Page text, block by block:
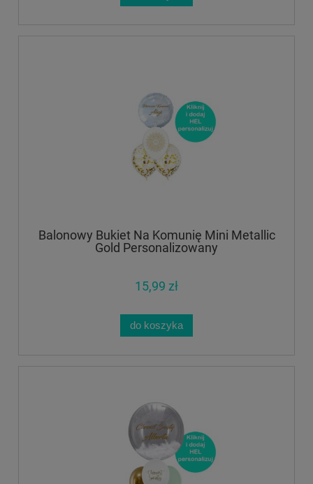
Balonowy Bukiet Na Komunię Mini Metallic
Gold Personalizowany
15,99 zł
do koszyka